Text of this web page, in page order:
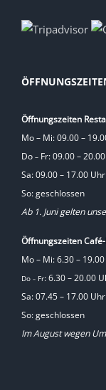
Öffnungszeiten
Mo – Mi: 09.00 –
Do – Fr: 09.00 –
Sa: 09.00 – 17.00 Uhr
So: geschlossen
Ab 1. Juni gelten
Öffnungszeiten
Mo – Mi: 6.30 –
Do – Fr: 6.30 – 20.00
Sa: 07.45 – 17.00 Uhr
So: geschlossen
Im August wegen